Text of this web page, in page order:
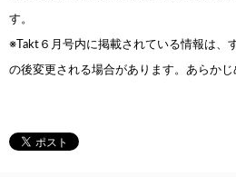
す。
※Takt６月号内に掲載されている情報は、
の後変更される場合があります。 あらかじ